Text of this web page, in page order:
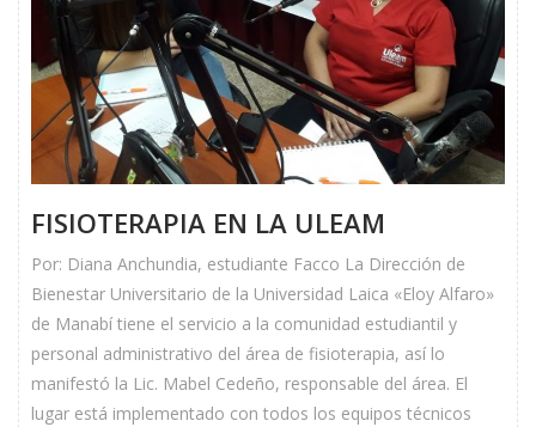
FISIOTERAPIA EN LA ULEAM
Por: Diana Anchundia, estudiante Facco La Dirección de
Bienestar Universitario de la Universidad Laica «Eloy Alfaro»
de Manabí tiene el servicio a la comunidad estudiantil y
personal administrativo del área de fisioterapia, así lo
manifestó la Lic. Mabel Cedeño, responsable del área. El
lugar está implementado con todos los equipos técnicos